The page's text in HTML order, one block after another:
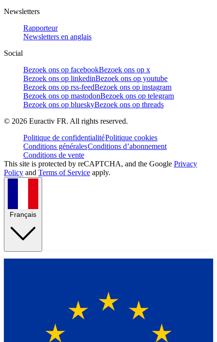
Newsletters
Rapporteur
Newsletters en anglais
Social
Bezoek ons op facebookBezoek ons op x
Bezoek ons op linkedinBezoek ons op youtube
Bezoek ons op rss-feedBezoek ons op instagram
Bezoek ons op mastodonBezoek ons op telegram
Bezoek ons op blueskyBezoek ons op threads
© 2026 Euractiv FR. All rights reserved.
Politique de confidentialitéPolitique cookies
Conditions généralesConditions d’abonnement
Conditions de vente
This site is protected by reCAPTCHA, and the Google Privacy
Policy and Terms of Service apply.
Français